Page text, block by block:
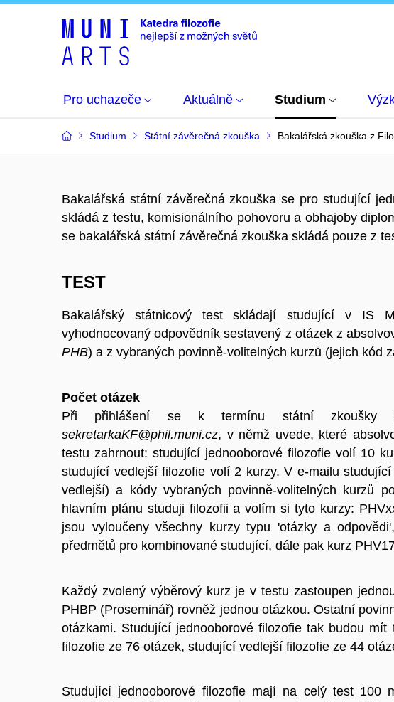
Pro uchazeče Aktuálně Studium
Studium Státní závěrečná zkouška Bakalářská zkouška z
Bakalářská státní závěrečná zkouška se pro studující
skládá z testu, komisionálního pohovoru a obhajoby
se bakalářská státní závěrečná zkouška skládá pouze z
TEST
Bakalářský státnicový test skládají studující v IS
vyhodnocovaný odpovědník sestavený z otázek z
PHB) a z vybraných povinně-volitelných kurzů (jejich kód
Počet otázek
Při přihlášení se k termínu státní zkoušky
sekretarkaKF@phil.muni.cz, v němž uvede, které
testu zahrnout: studující jednooborové filozofie volí 10
studující vedlejší filozofie volí 2 kurzy.V e-mailu
vedlejší) a kódy vybraných povinně-volitelných kurzů
hlavním plánu studuji filozofii a volím si tyto kurzy:
jsou vyloučeny všechny kurzy typu 'otázky a
předmětů pro kombinované studující, dále pak kurz
Každý zvolený výběrový kurz je v testu zastoupen
PHBP (Proseminář) rovněž jednou otázkou. Ostatní
otázkami. Studující jednooborové filozofie tak budou
filozofie ze 76 otázek, studující vedlejší filozofie ze 44
Studující jednooborové filozofie mají na celý test 100